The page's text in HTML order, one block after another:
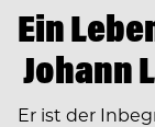
Ein
Johann
Er ist der